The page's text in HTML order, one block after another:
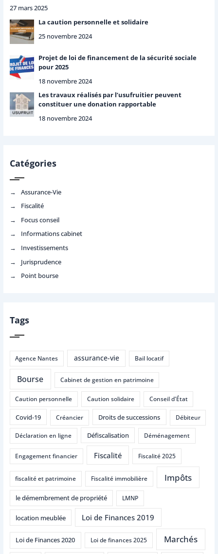
27 mars 2025
La caution personnelle et solidaire
25 novembre 2024
Projet de loi de financement de la sécurité sociale
pour 2025
18 novembre 2024
Les travaux réalisés par l’usufruitier peuvent
constituer une donation rapportable
18 novembre 2024
Catégories
Assurance-Vie
Fiscalité
Focus conseil
Informations cabinet
Investissements
Jurisprudence
Point bourse
Tags
Agence Nantes assurance-vie Bail locatif
Bourse Cabinet de gestion en patrimoine
Caution personnelle Caution solidaire Conseil d'État
Covid-19 Créancier Droits de successions Débiteur
Déclaration en ligne Défiscalisation Déménagement
Engagement financier Fiscalité Fiscalité 2025
fiscalité et patrimoine Fiscalité immobilière Impôts
le démembrement de propriété LMNP
location meublée Loi de Finances 2019
Loi de Finances 2020 Loi de finances 2025 Marchés